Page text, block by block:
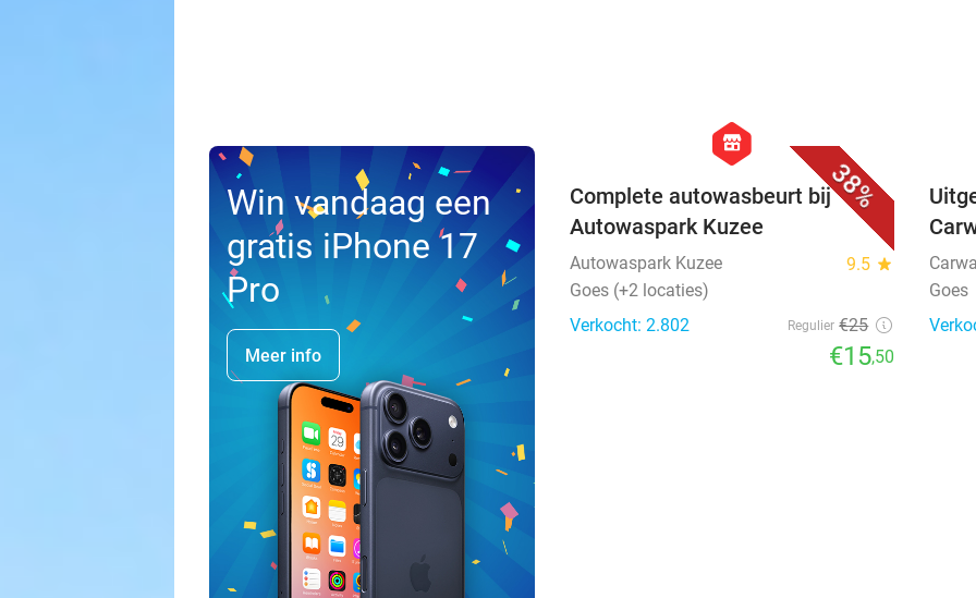
Win vandaag een
gratis iPhone 17
Pro
Meer info
38%
hexagon
store
Complete autowasbeurt bij
Autowaspark Kuzee
Autowaspark Kuzee 9.5 star
Goes (+2 locaties)
Verkocht: 2.802
Regulier €25
€15,50
Goes